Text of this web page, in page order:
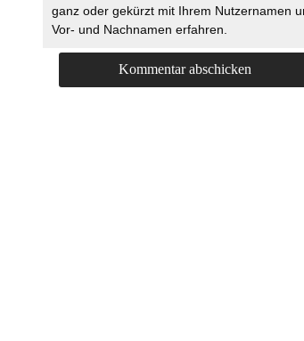
ganz oder gekürzt mit Ihrem Nutzernamen
Vor- und Nachnamen erfahren.